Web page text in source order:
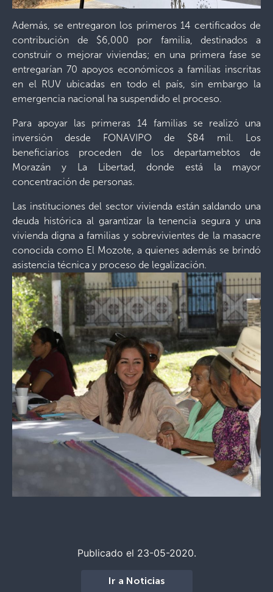
Además, se entregaron los primeros 14 certificados de
contribución de $6,000 por familia, destinados a
construir o mejorar viviendas; en una primera fase se
entregarían 70 apoyos económicos a familias inscritas
en el RUV ubicadas en todo el país, sin embargo la
emergencia nacional ha suspendido el proceso.
Para apoyar las primeras 14 familias se realizó una
inversión desde FONAVIPO de $84 mil. Los
beneficiarios proceden de los departamebtos de
Morazán y La Libertad, donde está la mayor
concentración de personas.
Las instituciones del sector vivienda están saldando una
deuda histórica al garantizar la tenencia segura y una
vivienda digna a familias y sobrevivientes de la masacre
conocida como El Mozote, a quienes además se brindó
asistencia técnica y proceso de legalización.
Publicado el 23-05-2020.
Ir a Noticias